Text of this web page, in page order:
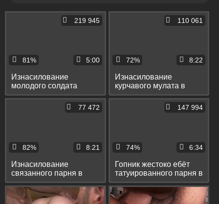
81%
219 945
5:00
Изнасилование
молодого солдата
полисменами в
раздевалке с еблей в
72%
110 061
8:22
Изнасилование
курчавого мулата в
машине и в подвале с
поркой и анальной
82%
77 472
8:21
Изнасилование
связанного парня в
машине и в подвале с
минетами и поркой
ремнём
74%
147 994
6:34
Гопник жестоко ебёт
татуированного парня в
попу и при этом душит
его и фистит